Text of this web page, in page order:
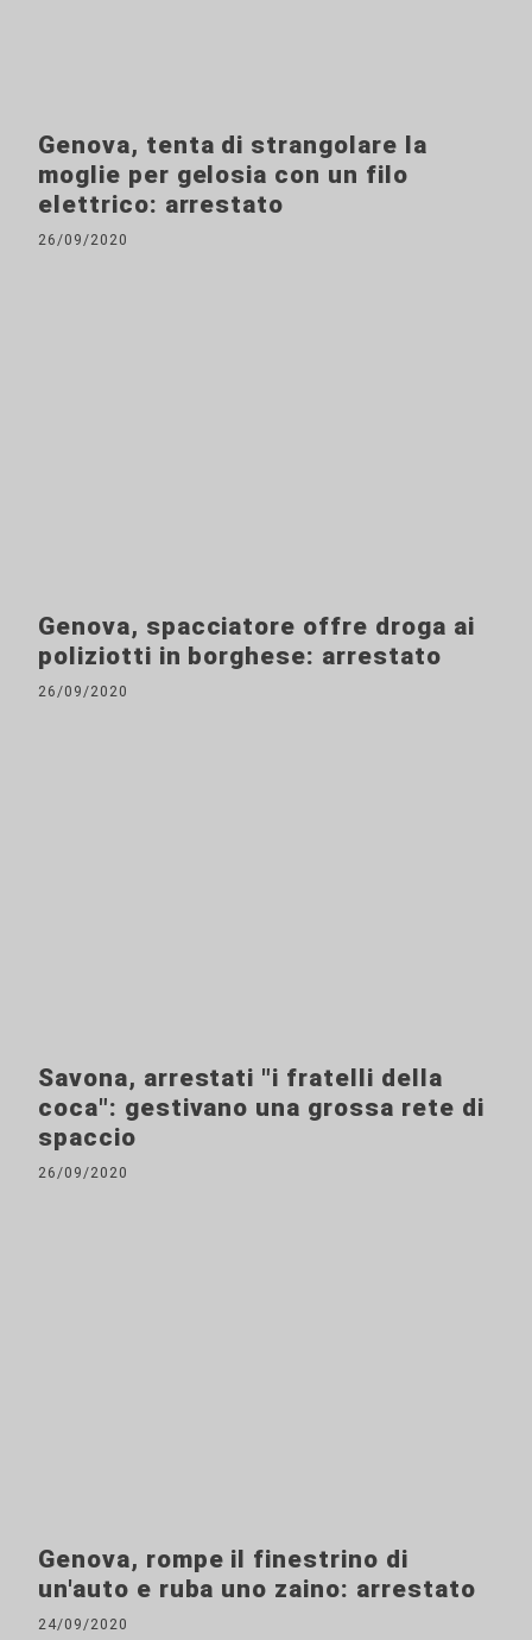
Genova, tenta di strangolare la
moglie per gelosia con un filo
elettrico: arrestato
26/09/2020
Genova, spacciatore offre droga ai
poliziotti in borghese: arrestato
26/09/2020
Savona, arrestati "i fratelli della
coca": gestivano una grossa rete di
spaccio
26/09/2020
Genova, rompe il finestrino di
un'auto e ruba uno zaino: arrestato
24/09/2020